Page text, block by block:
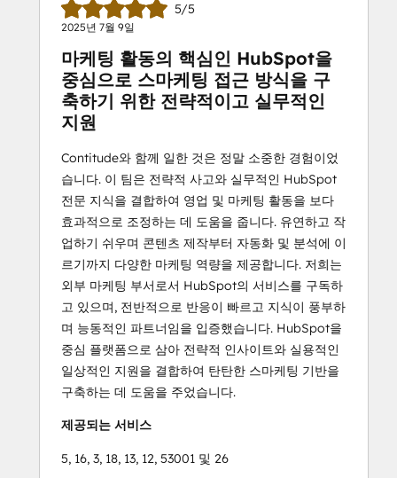
5/5
2025년 7월 9일
마케팅 활동의 핵심인 HubSpot을
중심으로 스마케팅 접근 방식을 구
축하기 위한 전략적이고 실무적인
지원
Contitude와 함께 일한 것은 정말 소중한 경험이었
습니다. 이 팀은 전략적 사고와 실무적인 HubSpot
전문 지식을 결합하여 영업 및 마케팅 활동을 보다
효과적으로 조정하는 데 도움을 줍니다. 유연하고 작
업하기 쉬우며 콘텐츠 제작부터 자동화 및 분석에 이
르기까지 다양한 마케팅 역량을 제공합니다. 저희는
외부 마케팅 부서로서 HubSpot의 서비스를 구독하
고 있으며, 전반적으로 반응이 빠르고 지식이 풍부하
며 능동적인 파트너임을 입증했습니다. HubSpot을
중심 플랫폼으로 삼아 전략적 인사이트와 실용적인
일상적인 지원을 결합하여 탄탄한 스마케팅 기반을
구축하는 데 도움을 주었습니다.
제공되는 서비스
5, 16, 3, 18, 13, 12, 53001 및 26